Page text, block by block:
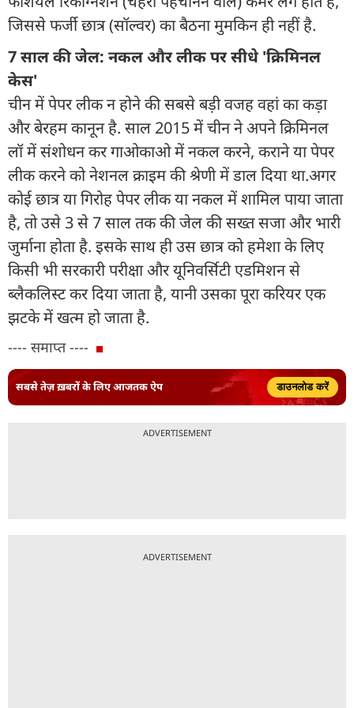
जिससे फर्जी छात्र (सॉल्वर) का बैठना मुमकिन ही नहीं है.
7 साल की जेल: नकल और लीक पर सीधे 'क्रिमिनल
केस'
चीन में पेपर लीक न होने की सबसे बड़ी वजह वहां का कड़ा
और बेरहम कानून है. साल 2015 में चीन ने अपने क्रिमिनल
लॉ में संशोधन कर गाओकाओ में नकल करने, कराने या पेपर
लीक करने को नेशनल क्राइम की श्रेणी में डाल दिया था.अगर
कोई छात्र या गिरोह पेपर लीक या नकल में शामिल पाया जाता
है, तो उसे 3 से 7 साल तक की जेल की सख्त सजा और भारी
जुर्माना होता है. इसके साथ ही उस छात्र को हमेशा के लिए
किसी भी सरकारी परीक्षा और यूनिवर्सिटी एडमिशन से
ब्लैकलिस्ट कर दिया जाता है, यानी उसका पूरा करियर एक
झटके में खत्म हो जाता है.
---- समाप्त ----
सबसे तेज़ ख़बरों के लिए आजतक ऐप डाउनलोड करें
ADVERTISEMENT
ADVERTISEMENT